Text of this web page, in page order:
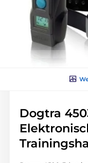
Dogtra